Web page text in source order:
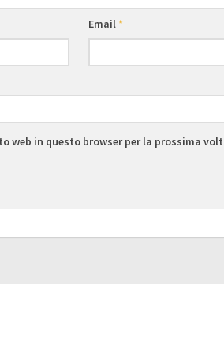
Email*
web in questo browser per la prossima